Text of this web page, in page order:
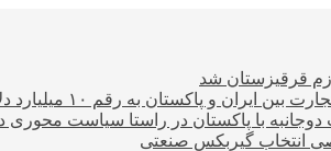
قرقیزستان شد
ایران و پاکستان به رقم ۱۰ میلیارد دلار
دوجانبه با پاکستان در راستا سیاست محوری
انتخاب گیربکس صنعتی